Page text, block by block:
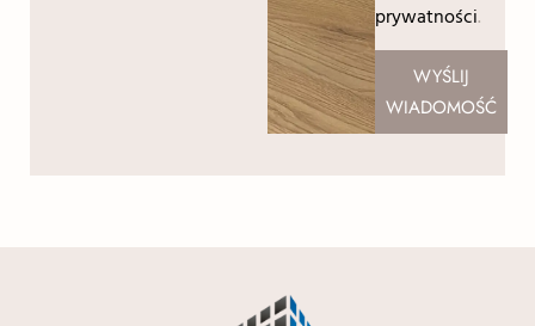
prywatności.
WYŚLIJ
WIADOMOŚĆ